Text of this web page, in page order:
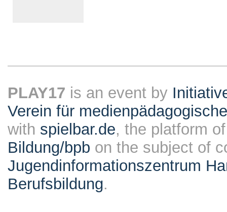
PLAY17 is an event by
Verein für
with spielbar.de, the platform
Bildung/bpb on the subject of
Jugendinformationszentrum
Berufsbildung.